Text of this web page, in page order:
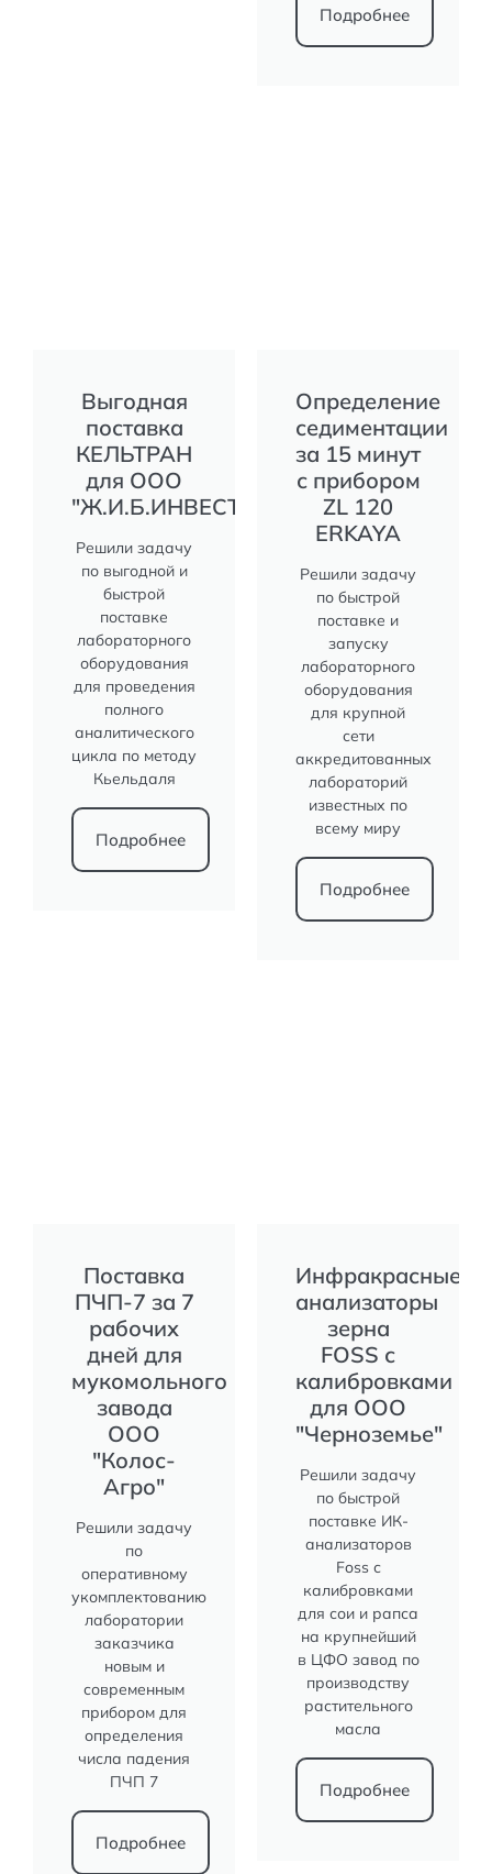
Подробнее
Выгодная
поставка
КЕЛЬТРАН
для ООО
"Ж.И.Б.ИНВЕСТ"
Решили задачу
по выгодной и
быстрой
поставке
лабораторного
оборудования
для проведения
полного
аналитического
цикла по методу
Кьельдаля
Подробнее
Определение
седиментации
за 15 минут
с прибором
ZL 120
ERKAYA
Решили задачу
по быстрой
поставке и
запуску
лабораторного
оборудования
для крупной
сети
аккредитованных
лабораторий
известных по
всему миру
Подробнее
Поставка
ПЧП-7 за 7
рабочих
дней для
мукомольного
завода
ООО
"Колос-
Агро"
Решили задачу
по
оперативному
укомплектованию
лаборатории
заказчика
новым и
современным
прибором для
определения
числа падения
ПЧП 7
Подробнее
Инфракрасные
анализаторы
зерна
FOSS с
калибровками
для ООО
"Черноземье"
Решили задачу
по быстрой
поставке ИК-
анализаторов
Foss с
калибровками
для сои и рапса
на крупнейший
в ЦФО завод по
производству
растительного
масла
Подробнее